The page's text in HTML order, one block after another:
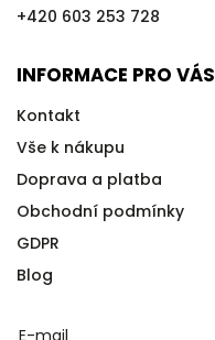
+420 603 253 728
INFORMACE PRO VÁS
Kontakt
Vše k nákupu
Doprava a platba
Obchodní podmínky
GDPR
Blog